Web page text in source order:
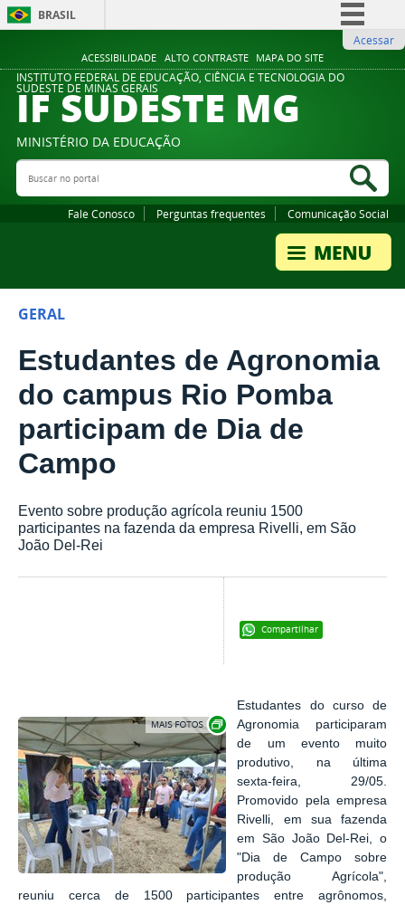
ACESSIBILIDADE ALTO CONTRASTE MAPA DO SITE
BRASIL
Comunica BR
Participe
Legislação
Acessar
INSTITUTO FEDERAL DE EDUCAÇÃO, CIÊNCIA E TECNOLOGIA DO
SUDESTE DE MINAS GERAIS
IF SUDESTE MG
MINISTÉRIO DA EDUCAÇÃO
Buscar no portal
Fale Conosco Perguntas frequentes Comunicação Social
GERAL
Estudantes de Agronomia
do campus Rio Pomba
participam de Dia de
Campo
Evento sobre produção agrícola reuniu 1500
participantes na fazenda da empresa Rivelli, em São
João Del-Rei
Compartilhar
Exibir carrossel de imagens
Estudantes do curso de
Agronomia participaram
de um evento muito
produtivo, na última
sexta-feira, 29/05.
Promovido pela empresa
Rivelli, em sua fazenda
em São João Del-Rei, o
"Dia de Campo sobre
produção Agrícola",
reuniu cerca de 1500 participantes entre agrônomos,